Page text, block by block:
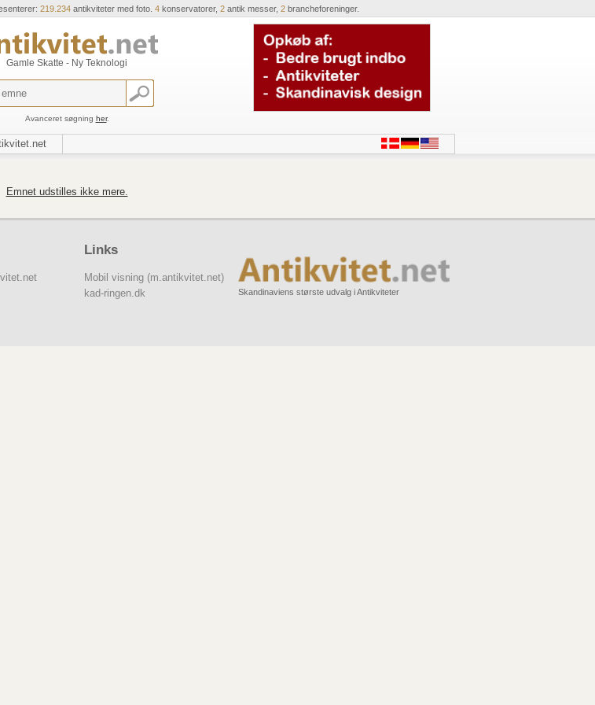
219.234antikviteter med foto. 4konservatorer, 2antik messer, 2brancheforeninger.
Gamle Skatte - Ny Teknologi
Avanceret søgning her.
Emnet udstilles ikke mere.
Links
Mobil visning (m.antikvitet.net)
kad-ringen.dk
Skandinaviens største udvalg i Antikviteter